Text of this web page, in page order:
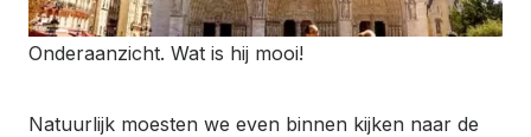
Onderaanzicht. Wat is hij mooi!
Natuurlijk moesten we even binnen kijken naar de